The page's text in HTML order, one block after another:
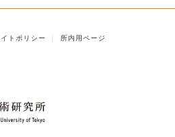
トポリシー 所内用ページ